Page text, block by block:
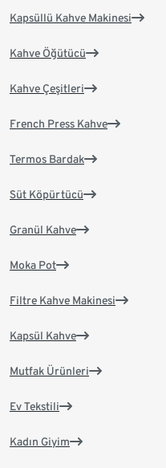
Kapsüllü Kahve Makinesi
Kahve Öğütücü
Kahve Çeşitleri
French Press Kahve
Termos Bardak
Süt Köpürtücü
Granül Kahve
Moka Pot
Filtre Kahve Makinesi
Kapsül Kahve
Mutfak Ürünleri
Ev Tekstili
Kadın Giyim